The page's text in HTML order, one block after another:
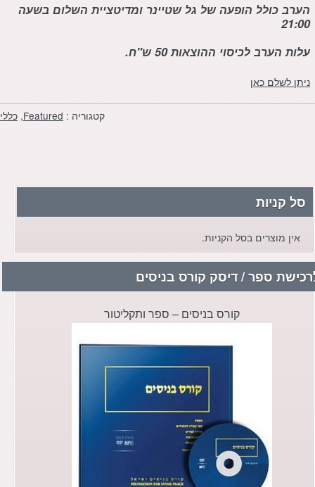
הערב כולל הופעה של גל שטיינר ומדיטציית השלום בשעה
21:00
עלות הערב לכיסוי ההוצאות 50 ש"ח.
ניתן לשלם כאן
קטגוריה : Featured
, כללי
סל קניות
אין מוצרים בסל הקניות.
ספר / דיסק קורס בניסים
קורס בניסים – ספר ותקליטור